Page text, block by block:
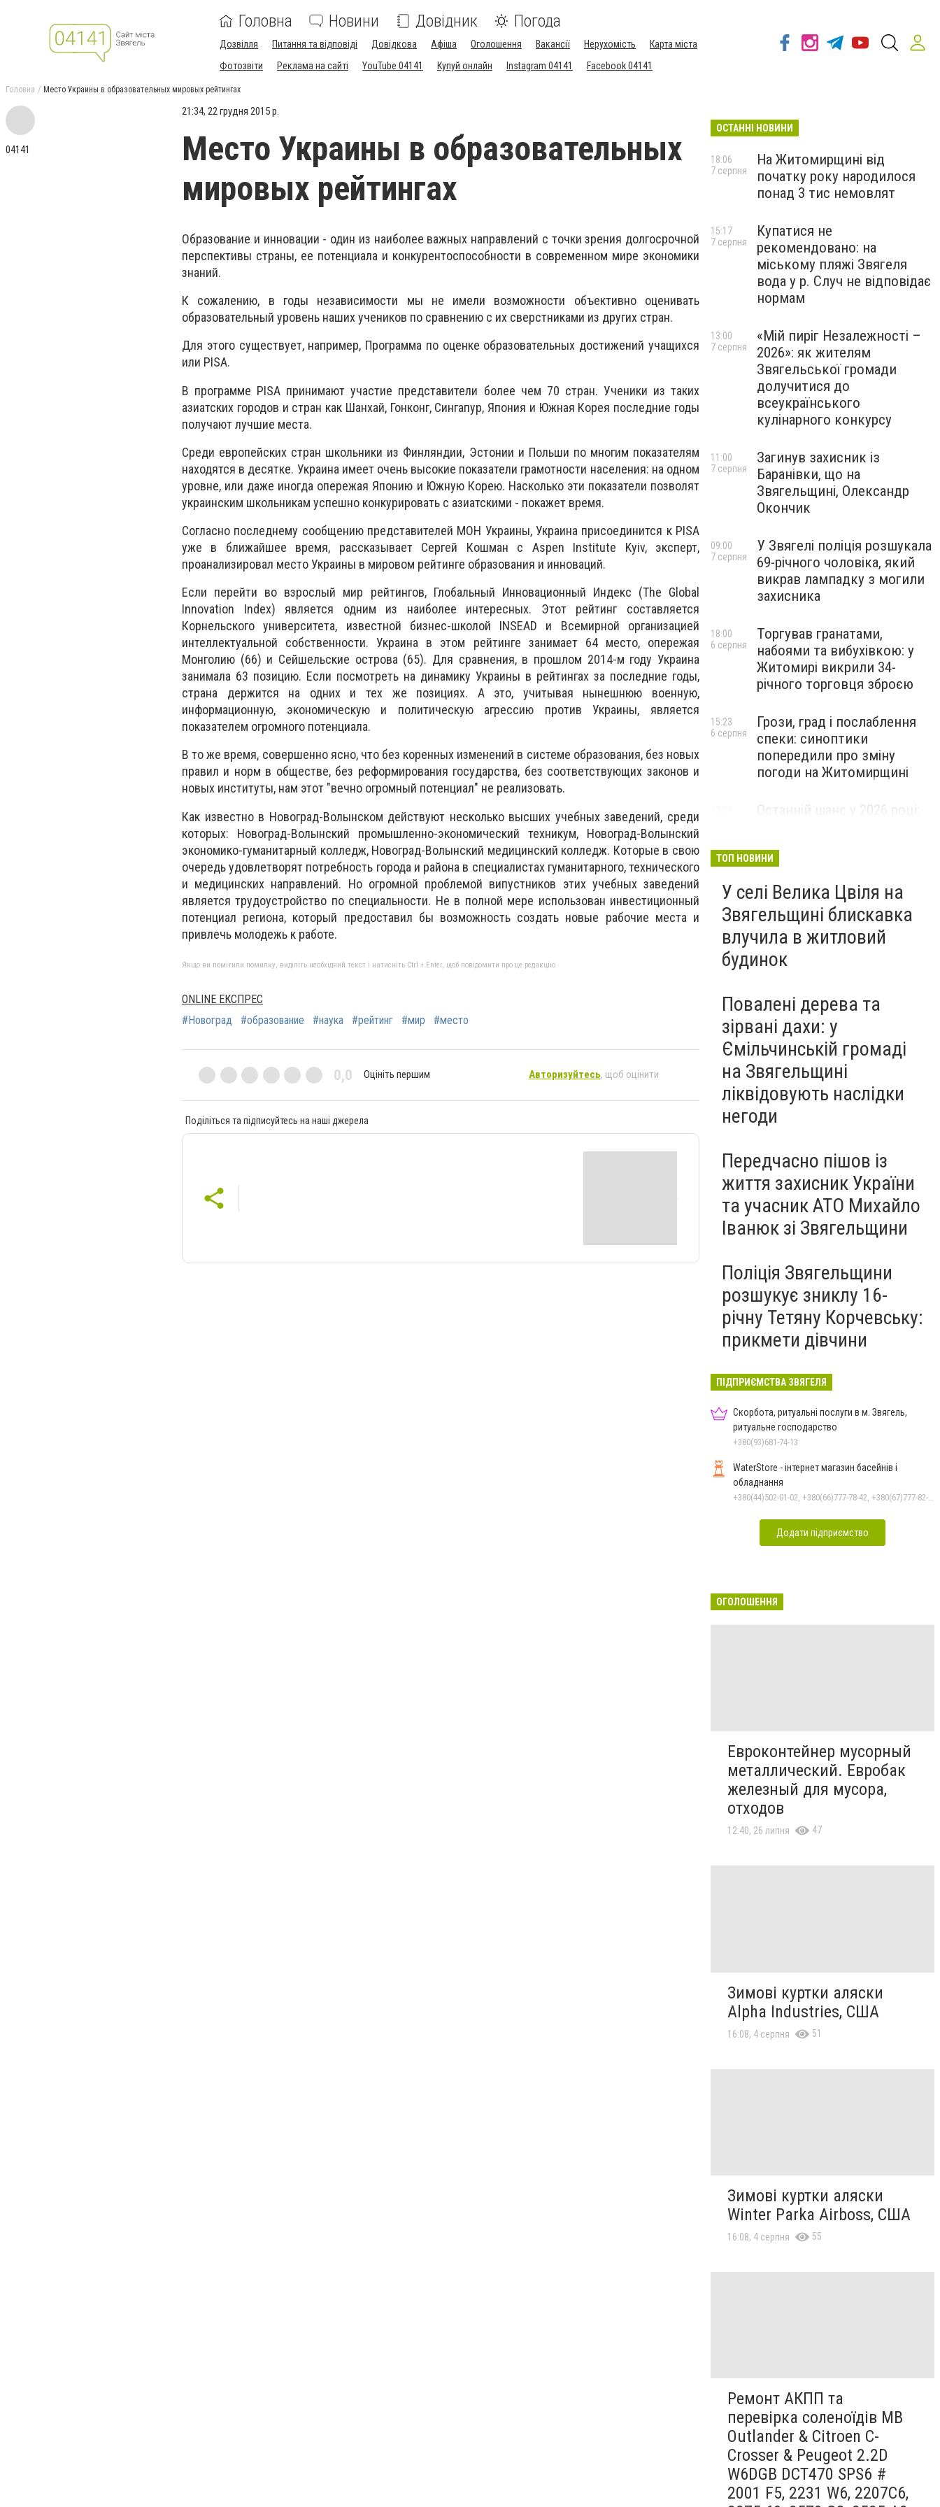
Головна Новини Довідник Погода
Дозвілля Питання та відповіді Довідкова Афіша Оголошення Вакансії Нерухомість
Карта міста
Фотозвіти
Реклама на сайті YouTube 04141 Купуй онлайн Instagram 04141 Facebook 04141
Головна Место Украины в образовательных мировых рейтингах
04141
21:34, 22 грудня 2015 р.
Место Украины в образовательных
мировых рейтингах
Образование и инновации - один из наиболее важных направлений с точки зрения долгосрочной
перспективы страны, ее потенциала и конкурентоспособности в современном мире экономики
знаний.
К сожалению, в годы независимости мы не имели возможности объективно оценивать
образовательный уровень наших учеников по сравнению с их сверстниками из других стран.
Для этого существует, например, Программа по оценке образовательных достижений учащихся
или PISA.
В программе PISA принимают участие представители более чем 70 стран. Ученики из таких
азиатских городов и стран как Шанхай, Гонконг, Сингапур, Япония и Южная Корея последние годы
получают лучшие места.
Среди европейских стран школьники из Финляндии, Эстонии и Польши по многим показателям
находятся в десятке. Украина имеет очень высокие показатели грамотности населения: на одном
уровне, или даже иногда опережая Японию и Южную Корею. Насколько эти показатели позволят
украинским школьникам успешно конкурировать с азиатскими - покажет время.
Согласно последнему сообщению представителей МОН Украины, Украина присоединится к PISA
уже в ближайшее время, рассказывает Сергей Кошман с Aspen Institute Kyiv, эксперт,
проанализировал место Украины в мировом рейтинге образования и инноваций.
Если перейти во взрослый мир рейтингов, Глобальный Инновационный Индекс (The Global
Innovation Index) является одним из наиболее интересных. Этот рейтинг составляется
Корнельского университета, известной бизнес-школой INSEAD и Всемирной организацией
интеллектуальной собственности. Украина в этом рейтинге занимает 64 место, опережая
Монголию (66) и Сейшельские острова (65). Для сравнения, в прошлом 2014-м году Украина
занимала 63 позицию. Если посмотреть на динамику Украины в рейтингах за последние годы,
страна держится на одних и тех же позициях. А это, учитывая нынешнюю военную,
информационную, экономическую и политическую агрессию против Украины, является
показателем огромного потенциала.
В то же время, совершенно ясно, что без коренных изменений в системе образования, без новых
правил и норм в обществе, без реформирования государства, без соответствующих законов и
новых институты, нам этот "вечно огромный потенциал" не реализовать.
Как известно в Новоград-Волынском действуют несколько высших учебных заведений, среди
которых: Новоград-Волынский промышленно-экономический техникум, Новоград-Волынский
экономико-гуманитарный колледж, Новоград-Волынский медицинский колледж. Которые в свою
очередь удовлетворят потребность города и района в специалистах гуманитарного, технического
и медицинских направлений. Но огромной проблемой випустников этих учебных заведений
является трудоустройство по специальности. Не в полной мере использован инвестиционный
потенциал региона, который предоставил бы возможность создать новые рабочие места и
привлечь молодежь к работе.
Якщо ви помітили помилку, виділіть необхідний текст і натисніть Ctrl + Enter, щоб повідомити про це редакцію
ONLINE ЕКСПРЕС
#Новоград
#образование #наука #рейтинг #мир #место
0,0 Оцініть першим Авторизуйтесь, щоб оцінити
Поділіться та підписуйтесь на наші джерела
ОСТАННІ НОВИНИ
На Житомирщині від
початку року народилося
понад 3 тис немовлят
18:06
7 серпня
Купатися не
рекомендовано: на
міському пляжі Звягеля
вода у р. Случ не відповідає
нормам
15:17
7 серпня
«Мій пиріг Незалежності –
2026»: як жителям
Звягельської громади
долучитися до
всеукраїнського
кулінарного конкурсу
13:00
7 серпня
Загинув захисник із
Баранівки, що на
Звягельщині, Олександр
Окончик
11:00
7 серпня
У Звягелі поліція розшукала
69-річного чоловіка, який
викрав лампадку з могили
захисника
09:00
7 серпня
Торгував гранатами,
набоями та вибухівкою: у
Житомирі викрили 34-
річного торговця зброєю
18:00
6 серпня
Грози, град і послаблення
спеки: синоптики
попередили про зміну
погоди на Житомирщині
15:23
6 серпня
Останній шанс у 2026 році:
майбутніх водійок автобусів
ТОП НОВИНИ
У селі Велика Цвіля на
Звягельщині блискавка
влучила в житловий
будинок
Повалені дерева та
зірвані дахи: у
Ємільчинській громаді
на Звягельщині
ліквідовують наслідки
негоди
Передчасно пішов із
життя захисник України
та учасник АТО Михайло
Іванюк зі Звягельщини
Поліція Звягельщини
розшукує зниклу 16-
річну Тетяну Корчевську:
прикмети дівчини
ПІДПРИЄМСТВА ЗВЯГЕЛЯ
Скорбота, ритуальні послуги в м. Звягель,
ритуальне господарство
+380(93)681-74-13
WaterStore - інтернет магазин басейнів і
обладнання
+380(44)502-01-02, +380(66)777-78-42, +380(67)777-82-19, +380(67)890-80-80, +380(73)890-80-80, +380(44)502-01-03
Додати підприємство
ОГОЛОШЕННЯ
Евроконтейнер мусорный
металлический. Евробак
железный для мусора,
отходов
12:40, 26 липня 47
Зимові куртки аляски
Alpha Industries, США
16:08, 4 серпня 51
Зимові куртки аляски
Winter Parka Airboss, США
16:08, 4 серпня 55
Ремонт АКПП та
перевірка соленоїдів MB
Outlander & Citroen C-
Crosser & Peugeot 2.2D
W6DGB DCT470 SPS6 #
2001 F5, 2231 W6, 2207C6,